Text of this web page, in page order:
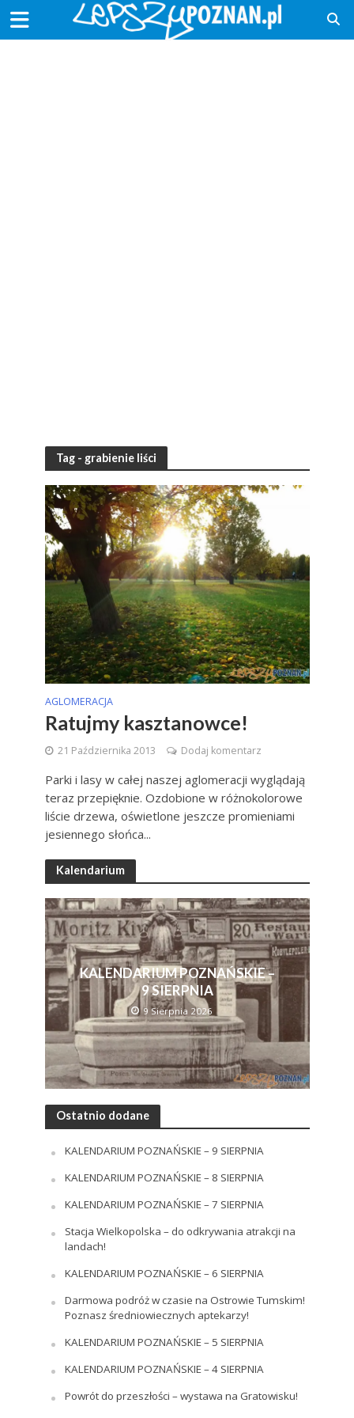
Tag - grabienie liści
AGLOMERACJA
Ratujmy kasztanowce!
21 Października 2013 Dodaj komentarz
Parki i lasy w całej naszej aglomeracji wyglądają
teraz przepięknie. Ozdobione w różnokolorowe
liście drzewa, oświetlone jeszcze promieniami
jesiennego słońca...
Kalendarium
KALENDARIUM POZNAŃSKIE –
9 SIERPNIA
9 Sierpnia 2026
Ostatnio dodane
KALENDARIUM POZNAŃSKIE – 9 SIERPNIA
KALENDARIUM POZNAŃSKIE – 8 SIERPNIA
KALENDARIUM POZNAŃSKIE – 7 SIERPNIA
Stacja Wielkopolska – do odkrywania atrakcji na
landach!
KALENDARIUM POZNAŃSKIE – 6 SIERPNIA
Darmowa podróż w czasie na Ostrowie Tumskim!
Poznasz średniowiecznych aptekarzy!
KALENDARIUM POZNAŃSKIE – 5 SIERPNIA
KALENDARIUM POZNAŃSKIE – 4 SIERPNIA
Powrót do przeszłości – wystawa na Gratowisku!